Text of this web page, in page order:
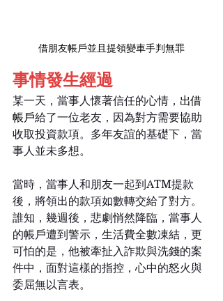
借朋友帳戶並且提領變車手判無罪
事情發生經過
某一天，當事人懷著信任的心情， 出借
帳戶給了一位老友，因為對方需要協助
收取投資款項。多年友誼的基礎下，當
事人並未多想。
當時，當事人和朋友一起到ATM提款
後，將領出的款項如數轉交給了對方。
誰知，幾週後，悲劇悄然降臨，當事人
的帳戶遭到警示，生活費全數凍結，更
可怕的是，他被牽扯入詐欺與洗錢的案
件中，面對這樣的指控，心中的怒火與
委屈無以言表。